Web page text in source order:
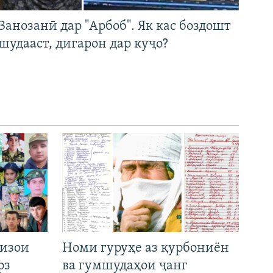
дар "Арбоб". Як кас боздошт
дигарон дар куҷо?
Номи гуруҳе аз қурбониён
ва гумшудаҳои ҷанг